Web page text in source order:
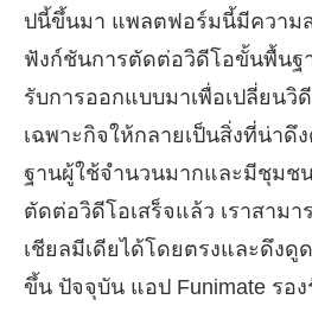
ปนี้ขึ้นมา แพลตฟอร์มนี้มีความ
ฟังก์ชันการตัดต่อวิดีโอขั้นพื้นฐ
รับการออกแบบมาเพื่อเปลี่ยนวิ
เฉพาะกิจให้กลายเป็นสิ่งที่น่าดึ
ฐานผู้ใช้จำนวนมากและมีชุมช
ตัดต่อวิดีโอเสร็จแล้ว เราสาม
เชียลมีเดียได้โดยตรงและดึงดู
ขึ้น ปัจจุบัน แอป Funimate รอ